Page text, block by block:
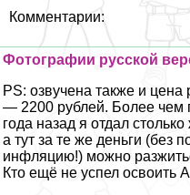
Комментарии:
Фотографии русской
PS: озвучена также и цена
— 2200 рублей. Более чем
года назад я отдал
а тут за те же деньги (без
инфляцию!) можно
Кто ещё не успел освоить